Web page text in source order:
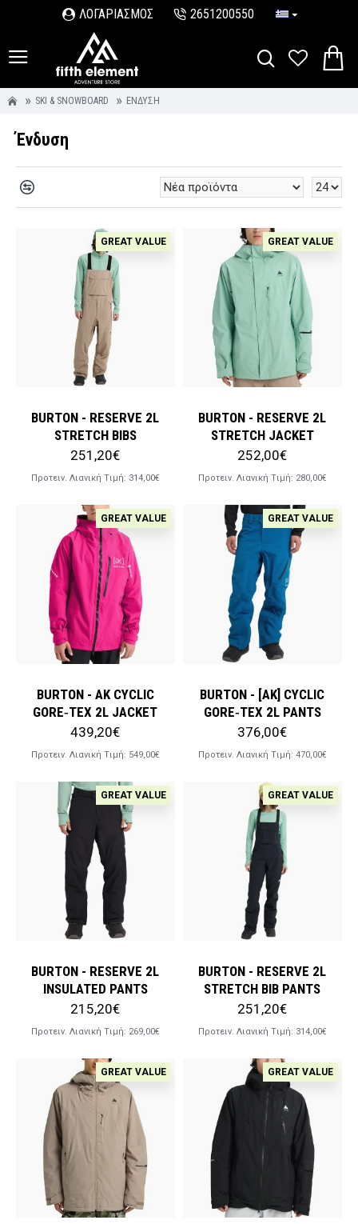
ΛΟΓΑΡΙΑΣΜΟΣ 2651200550
SKI & SNOWBOARD ΈΝΔΥΣΗ
Ένδυση
GREAT VALUE
BURTON - RESERVE 2L
STRETCH BIBS
251,20€
Προτειν. Λιανική Tιμή: 314,00€
GREAT VALUE
BURTON - RESERVE 2L
STRETCH JACKET
252,00€
Προτειν. Λιανική Tιμή: 280,00€
GREAT VALUE
BURTON - AK CYCLIC
GORE‑TEX 2L JACKET
439,20€
Προτειν. Λιανική Tιμή: 549,00€
GREAT VALUE
BURTON - [AK] CYCLIC
GORE‑TEX 2L PANTS
376,00€
Προτειν. Λιανική Tιμή: 470,00€
GREAT VALUE
BURTON - RESERVE 2L
INSULATED PANTS
215,20€
Προτειν. Λιανική Tιμή: 269,00€
GREAT VALUE
BURTON - RESERVE 2L
STRETCH BIB PANTS
251,20€
Προτειν. Λιανική Tιμή: 314,00€
GREAT VALUE GREAT VALUE